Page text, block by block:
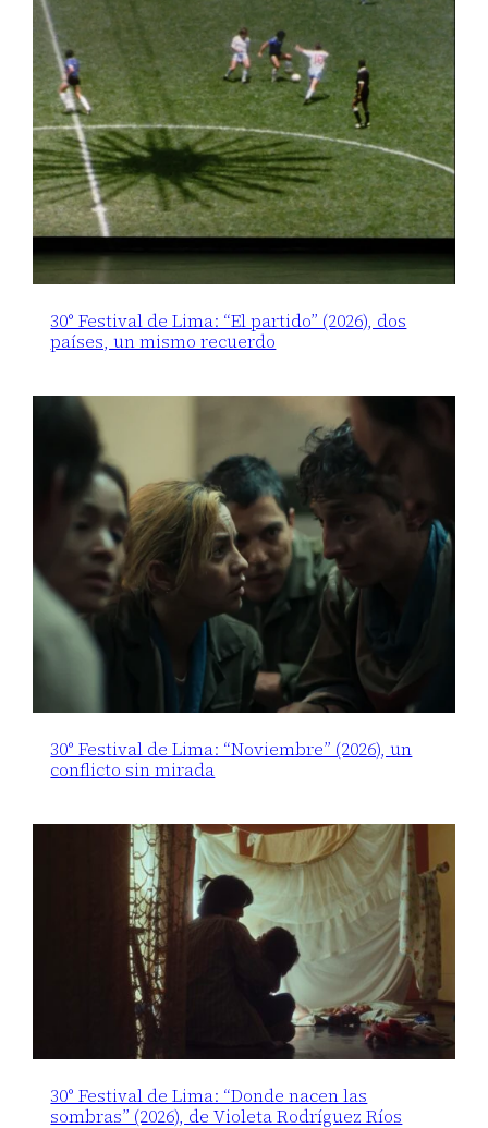
30° Festival de Lima: “El partido” (2026), dos
países, un mismo recuerdo
30° Festival de Lima: “Noviembre” (2026), un
conflicto sin mirada
30° Festival de Lima: “Donde nacen las
sombras” (2026), de Violeta Rodríguez Ríos